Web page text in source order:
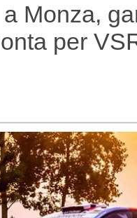
Monza,
per